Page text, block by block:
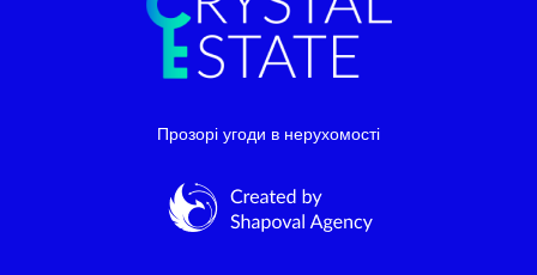
Прозорі угоди в нерухомості